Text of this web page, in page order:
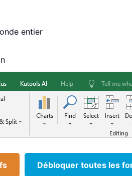
entier
Débloquer toutes les